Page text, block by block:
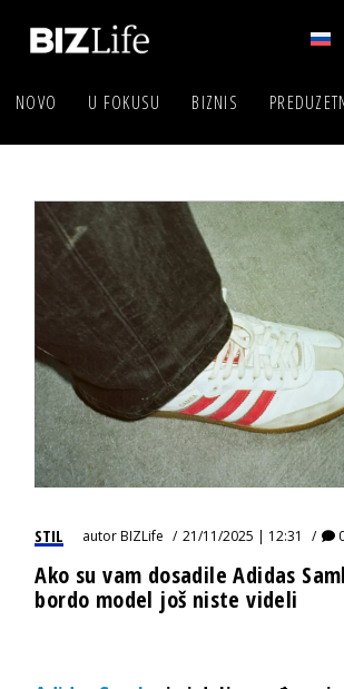
NOVO U FOKUSU BIZNIS
STIL autorBIZLife 21/11/2025 | 12:31
Ako su vam dosadile Adidas
bordo model još niste videli